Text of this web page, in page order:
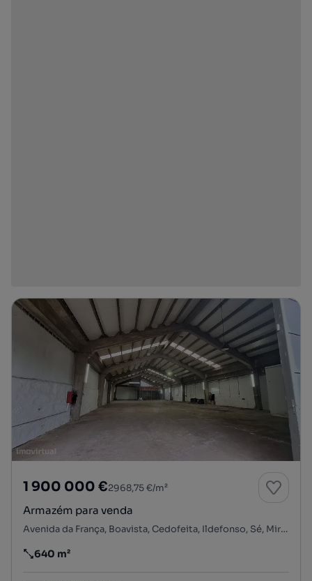
1 900 000 €2968,75 €/m²
Armazém para venda
Avenida da França, Boavista, Cedofeita, Ildefonso, Sé, Miragaia, Nicolau, Vitória, Porto, Porto
Preço por metro quadrado
640 m²